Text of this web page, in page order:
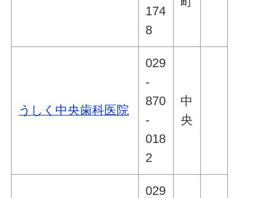
174
8
うしく中央歯科医院
029
-
870
-
018
2
中
央
029